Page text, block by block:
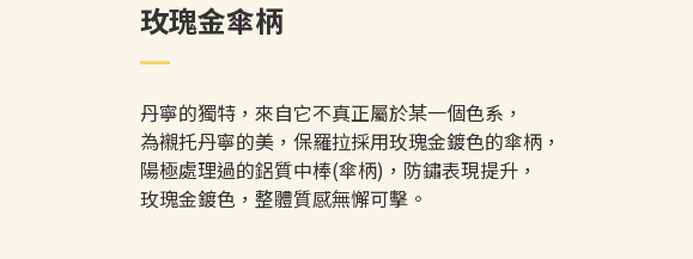
玫瑰金傘柄
丹寧的獨特，來自它不真正屬於某一個色系，
為襯托丹寧的美，保羅拉採用玫瑰金鍍色的傘柄，
陽極處理過的鋁質中棒(傘柄)，防鏽表現提升，
玫瑰金鍍色，整體質感無懈可擊。